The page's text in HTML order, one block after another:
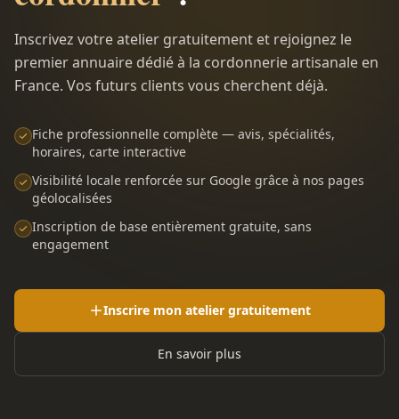
Inscrivez votre atelier gratuitement et rejoignez le
premier annuaire dédié à la cordonnerie artisanale en
France. Vos futurs clients vous cherchent déjà.
Fiche professionnelle complète — avis, spécialités,
horaires, carte interactive
Visibilité locale renforcée sur Google grâce à nos pages
géolocalisées
Inscription de base entièrement gratuite, sans
engagement
Inscrire mon atelier gratuitement
En savoir plus